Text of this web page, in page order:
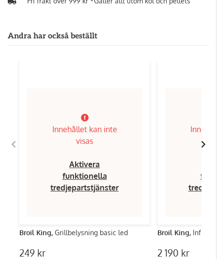
Andra har också beställt
Innehållet kan inte
visas
Aktivera
funktionella
tredjepartstjänster
Broil King, Grillbelysning basic led
249 kr
Broil King,
2 190 kr